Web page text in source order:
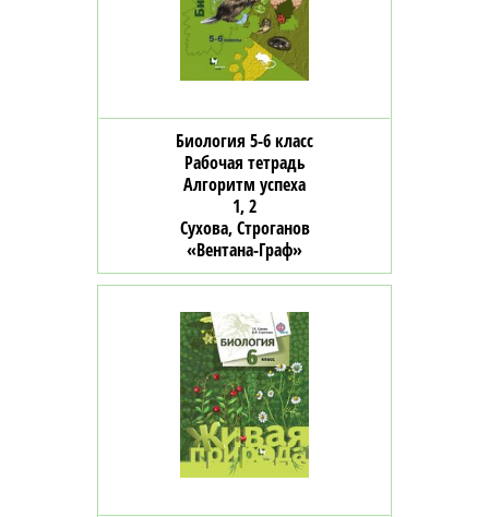
Биология 5-6 класс
Рабочая тетрадь
Алгоритм успеха
1, 2
Сухова, Строганов
«Вентана-Граф»